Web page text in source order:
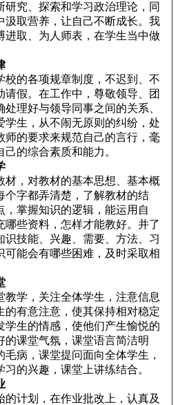
研究、探索和学习政治理论，同
汲取营养，让自己不断成长。我
进取、为人师表，在学生当中做
的各项规章制度，不迟到、不
请假。在工作中，尊敬领导、团
处理好与领导同事之间的关系、
学生，从不闹无原则的纠纷，处
师的要求来规范自己的言行，毫
的综合素质和能力。
，对教材的基本思想、基本概
个字都弄清楚，了解教材的结
，掌握知识的逻辑，能运用自
哪些资料，怎样才能教好。并了
识技能、兴趣、需要、方法、习
可能会有哪些困难，及时采取相
学，关注全体学生，注意信息
的有意注意，使其保持相对稳定
学生的情感，使他们产生愉悦的
的课堂气氛，课堂语言简洁明
毛病，课堂提问面向全体学生，
的兴趣，课堂上讲练结合。
计划，在作业批改上，认真及